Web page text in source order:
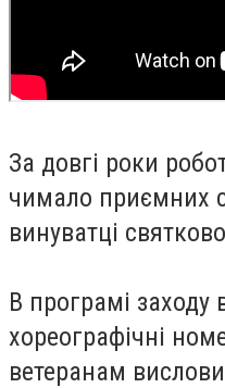
За довгі роки
чимало приємних
винуватці
В програмі заходу
хореографічні
ветеранам